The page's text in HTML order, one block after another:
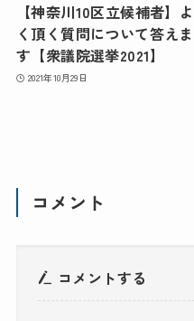
【神奈川10区立候補者】よ
く頂く質問について答えま
す【衆議院選挙2021】
2021年10月29日
コメント
コメントする